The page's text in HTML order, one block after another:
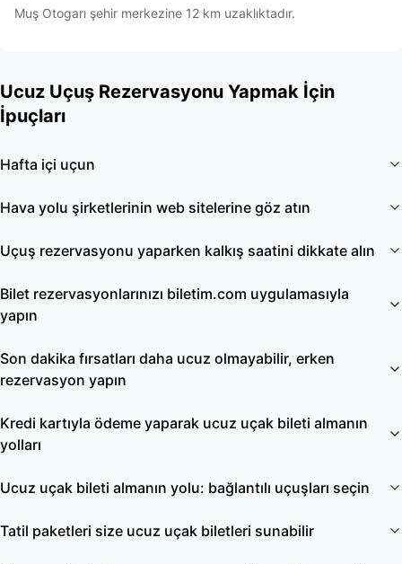
Muş Otogarı şehir merkezine 12 km uzaklıktadır.
Ucuz Uçuş Rezervasyonu Yapmak İçin
İpuçları
Hafta içi uçun
Hava yolu şirketlerinin web sitelerine göz atın
Uçuş rezervasyonu yaparken kalkış saatini dikkate alın
Bilet rezervasyonlarınızı biletim.com uygulamasıyla
yapın
Son dakika fırsatları daha ucuz olmayabilir, erken
rezervasyon yapın
Kredi kartıyla ödeme yaparak ucuz uçak bileti almanın
yolları
Ucuz uçak bileti almanın yolu: bağlantılı uçuşları seçin
Tatil paketleri size ucuz uçak biletleri sunabilir